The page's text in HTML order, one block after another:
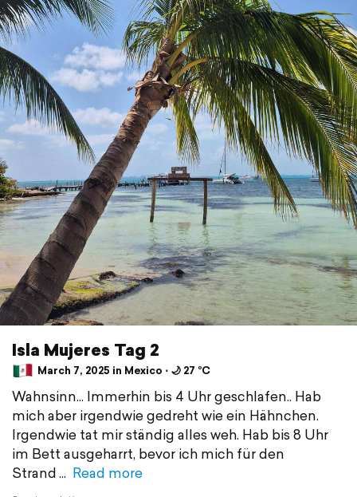
Isla Mujeres Tag 2
March 7, 2025 in Mexico ⋅ 🌙 27 °C
Wahnsinn... Immerhin bis 4 Uhr geschlafen.. Hab
mich aber irgendwie gedreht wie ein Hähnchen.
Irgendwie tat mir ständig alles weh. Hab bis 8 Uhr
im Bett ausgeharrt, bevor ich mich für den
Strand
Read more